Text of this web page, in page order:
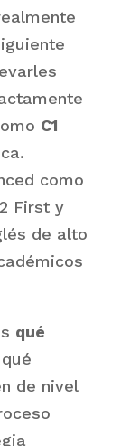
C1
como
First y
de alto
qué
de nivel